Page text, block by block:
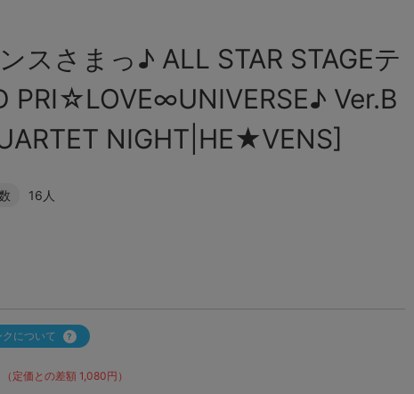
スさまっ♪ ALL STAR STAGEテ
PRI☆LOVE∞UNIVERSE♪ Ver.B
NIGHT|HE★VENS]
16人
について
（定価との差額 1,080円）